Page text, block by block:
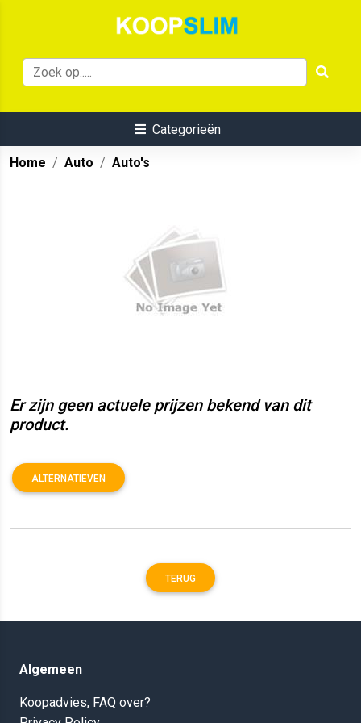
Categorieën
Home Auto Auto's
Er zijn geen actuele prijzen bekend van dit
product.
ALTERNATIEVEN
TERUG
Algemeen
Koopadvies, FAQ over?